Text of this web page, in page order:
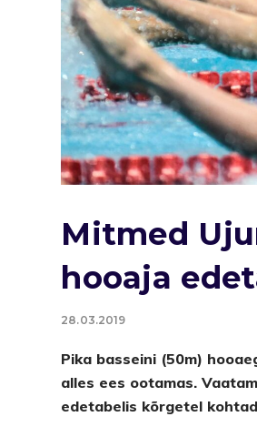
Mitmed
hooaja
28.03.2019
Pika basseini (50m)
alles ees ootamas.
edetabelis kõrgetel